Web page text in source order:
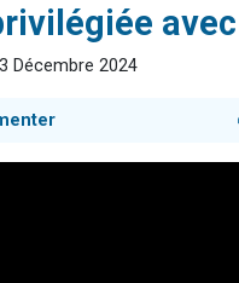
Décembre 2024